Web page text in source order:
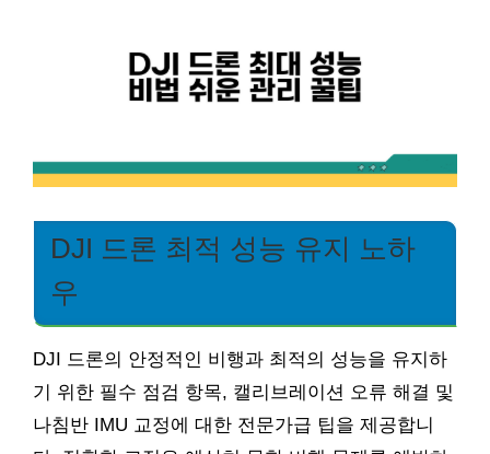
DJI 드론 최적 성능 유지 노하
우
DJI 드론의 안정적인 비행과 최적의 성능을 유지하
기 위한 필수 점검 항목, 캘리브레이션 오류 해결 및
나침반 IMU 교정에 대한 전문가급 팁을 제공합니